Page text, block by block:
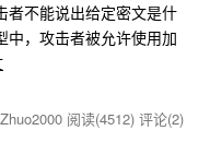
者不能说出给定密文是什
中，攻击者被允许使用加
阅读(4512) 评论(2)